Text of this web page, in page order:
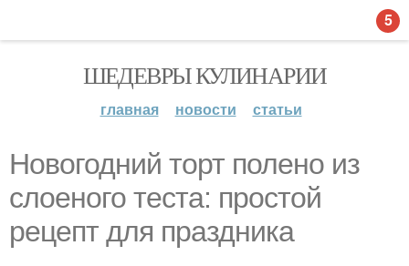
ШЕДЕВРЫ КУЛИНАРИИ
главная новости статьи
Новогодний торт полено из
слоеного теста: простой
рецепт для праздника
5